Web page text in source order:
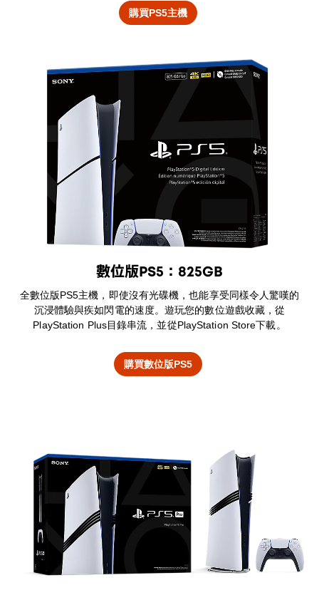
購買PS5主機
數位版PS5：825GB
全數位版PS5主機，即使沒有光碟機，也能享受同樣令人驚嘆的
沉浸體驗與疾如閃電的速度。遊玩您的數位遊戲收藏，從
PlayStation Plus目錄串流，並從PlayStation Store下載。
購買數位版PS5